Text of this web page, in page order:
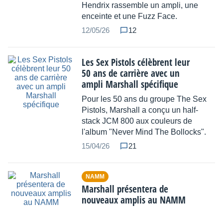
Hendrix rassemble un ampli, une
enceinte et une Fuzz Face.
12/05/26
12
Les Sex Pistols célèbrent leur
50 ans de carrière avec un
ampli Marshall spécifique
Pour les 50 ans du groupe The Sex
Pistols, Marshall a conçu un half-
stack JCM 800 aux couleurs de
l'album "Never Mind The Bollocks".
15/04/26
21
NAMM
Marshall présentera de
nouveaux amplis au NAMM